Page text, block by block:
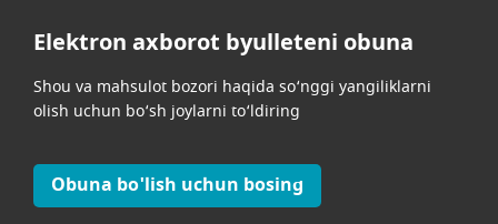
Elektron axborot byulleteni obuna
Shou va mahsulot bozori haqida so‘nggi yangiliklarni
olish uchun bo‘sh joylarni to‘ldiring
Obuna bo'lish uchun bosing